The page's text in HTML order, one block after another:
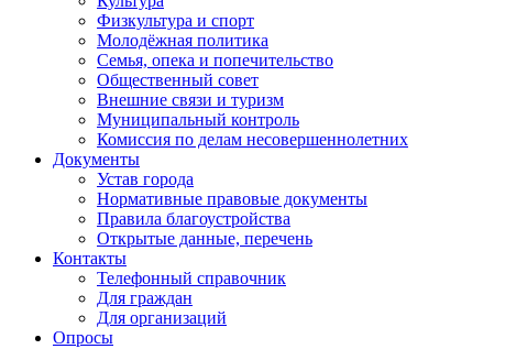
Физкультура и спорт
Молодёжная политика
Семья, опека и попечительство
Общественный совет
Внешние связи и туризм
Муниципальный контроль
Комиссия по делам несовершеннолетних
Документы
Устав города
Нормативные правовые документы
Правила благоустройства
Открытые данные, перечень
Контакты
Телефонный справочник
Для граждан
Для организаций
Опросы